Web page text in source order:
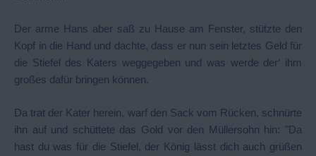
Der arme Hans aber saß zu Hause am Fenster, stützte den
Kopf in die Hand und dachte, dass er nun sein letztes Geld für
die Stiefel des Katers weggegeben und was werde der‘ ihm
großes dafür bringen können.
Da trat der Kater herein, warf den Sack vom Rücken, schnürte
ihn auf und schüttete das Gold vor den Müllersohn hin: "Da
hast du was für die Stiefel, der König lässt dich auch grüßen